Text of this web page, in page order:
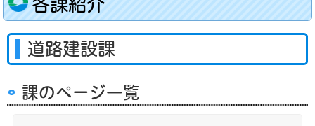
各課紹介
道路建設課
課のページ一覧